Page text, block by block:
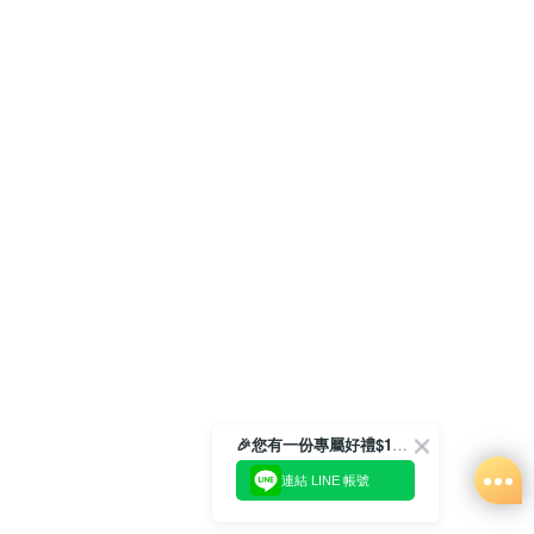
🎉您有一份專屬好禮$100正等著您🎁
連結 LINE 帳號